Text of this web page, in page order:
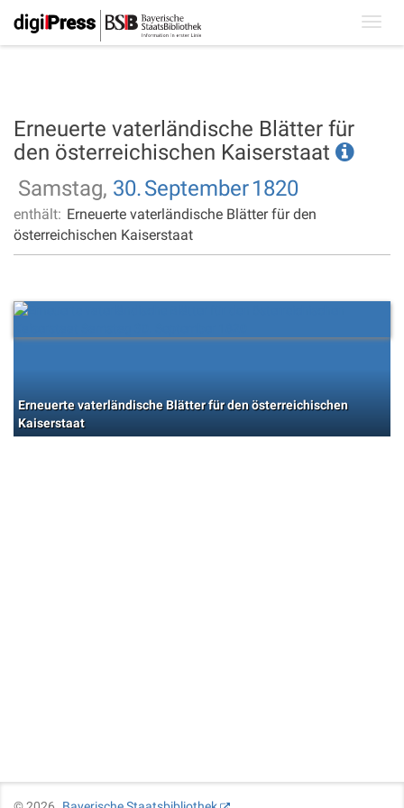
Erneuerte vaterländische Blätter für
den österreichischen Kaiserstaat
Samstag, 30.September1820
enthält: Erneuerte vaterländische Blätter für den
österreichischen Kaiserstaat
Erneuerte vaterländische Blätter für den österreichischen
Kaiserstaat